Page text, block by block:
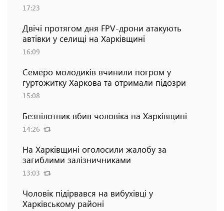
17:23
Двічі протягом дня FPV-дрони атакують
автівки у селищі на Харківщині
16:09
Семеро молодиків вчинили погром у
гуртожитку Харкова та отримали підозри
15:08
Безпілотник вбив чоловіка на Харківщині
14:26
На Харківщині оголосили жалобу за
загиблими залізничниками
13:03
Чоловік підірвався на вибухівці у
Харківському районі